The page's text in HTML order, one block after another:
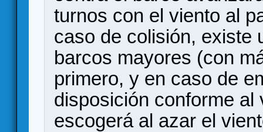
turnos con el viento al
caso de colisión, existe
barcos mayores (con
primero, y en caso de
disposición conforme al
escogerá al azar el